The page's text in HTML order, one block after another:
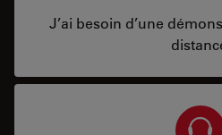
J’ai besoin d’une